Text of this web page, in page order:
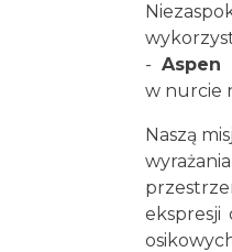
- Aspen
w nurcie
Naszą
ekspresji